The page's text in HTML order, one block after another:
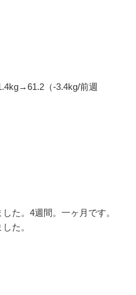
（-3.4kg/前週
た。4週間。一ヶ月です。
た。